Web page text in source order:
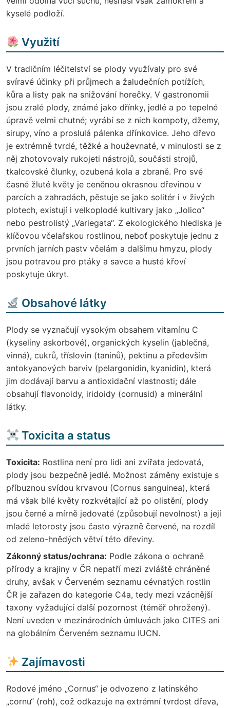
kyselé podloží.
Využití
V tradičním léčitelství se plody využívaly pro své
svíravé účinky při průjmech a žaludečních potížích,
kůra a listy pak na snižování horečky. V gastronomii
jsou zralé plody, známé jako dřínky, jedlé a po tepelné
úpravě velmi chutné; vyrábí se z nich kompoty, džemy,
sirupy, víno a proslulá pálenka dřínkovice. Jeho dřevo
je extrémně tvrdé, těžké a houževnaté, v minulosti se z
něj zhotovovaly rukojeti nástrojů, součásti strojů,
tkalcovské člunky, ozubená kola a zbraně. Pro své
časné žluté květy je ceněnou okrasnou dřevinou v
parcích a zahradách, pěstuje se jako solitér i v živých
plotech, existují i velkoplodé kultivary jako „Jolico“
nebo pestrolistý „Variegata“. Z ekologického hlediska je
klíčovou včelařskou rostlinou, neboť poskytuje jednu z
prvních jarních pastv včelám a dalšímu hmyzu, plody
jsou potravou pro ptáky a savce a husté křoví
poskytuje úkryt.
Obsahové látky
Plody se vyznačují vysokým obsahem vitamínu C
(kyseliny askorbové), organických kyselin (jablečná,
vinná), cukrů, tříslovin (taninů), pektinu a především
antokyanových barviv (pelargonidin, kyanidin), která
jim dodávají barvu a antioxidační vlastnosti; dále
obsahují flavonoidy, iridoidy (cornusid) a minerální
látky.
Toxicita a status
Toxicita: Rostlina není pro lidi ani zvířata jedovatá,
plody jsou bezpečně jedlé. Možnost záměny existuje s
příbuznou svídou krvavou (Cornus sanguinea), která
má však bílé květy rozkvétající až po olistění, plody
jsou černé a mírně jedovaté (způsobují nevolnost) a její
mladé letorosty jsou často výrazně červené, na rozdíl
od zeleno-hnědých větví této dřeviny.
Zákonný status/ochrana: Podle zákona o ochraně
přírody a krajiny v ČR nepatří mezi zvláště chráněné
druhy, avšak v Červeném seznamu cévnatých rostlin
ČR je zařazen do kategorie C4a, tedy mezi vzácnější
taxony vyžadující další pozornost (téměř ohrožený).
Není uveden v mezinárodních úmluvách jako CITES ani
na globálním Červeném seznamu IUCN.
Zajímavosti
Rodové jméno „Cornus“ je odvozeno z latinského
„cornu“ (roh), což odkazuje na extrémní tvrdost dřeva,